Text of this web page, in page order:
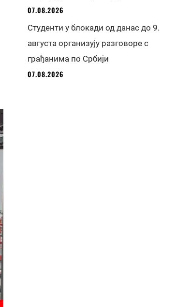
07.08.2026
Студенти у блокади од данас до 9.
августа организују разговоре с
грађанима по Србији
07.08.2026